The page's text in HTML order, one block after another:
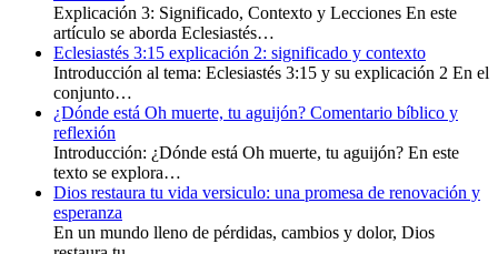
Explicación 3: Significado, Contexto y Lecciones En este
artículo se aborda Eclesiastés…
Eclesiastés 3:15 explicación 2: significado y contexto
Introducción al tema: Eclesiastés 3:15 y su explicación 2 En el
conjunto…
¿Dónde está Oh muerte, tu aguijón? Comentario bíblico y
reflexión
Introducción: ¿Dónde está Oh muerte, tu aguijón? En este
texto se explora…
Dios restaura tu vida versiculo: una promesa de renovación y
esperanza
En un mundo lleno de pérdidas, cambios y dolor, Dios